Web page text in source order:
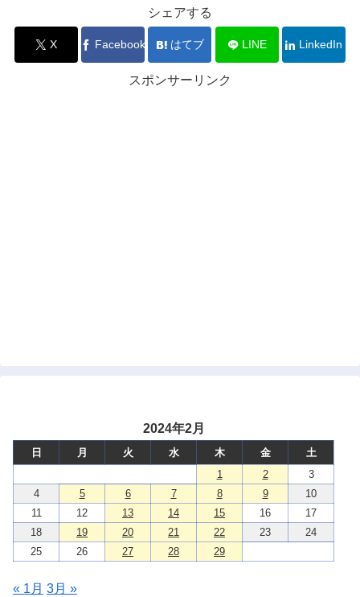
シェアする
X Facebook はてブ LINE LinkedIn
スポンサーリンク
2024年2月
日 月 火 水 木 金
土
1
2
3
4
5 6 7 8 9
10
11
12 13 14 15 16
17
18
19 20 21 22 23
24
25
26 27 28 29
« 1月 3月 »